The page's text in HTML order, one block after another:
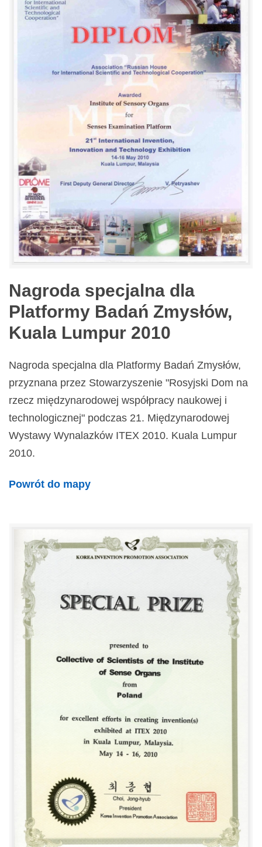
Nagroda specjalna dla
Platformy Badań Zmysłów,
Kuala Lumpur 2010
Nagroda specjalna dla Platformy Badań Zmysłów,
przyznana przez Stowarzyszenie "Rosyjski Dom na
rzecz międzynarodowej współpracy naukowej i
technologicznej" podczas 21. Międzynarodowej
Wystawy Wynalazków ITEX 2010. Kuala Lumpur
2010.
Powrót do mapy